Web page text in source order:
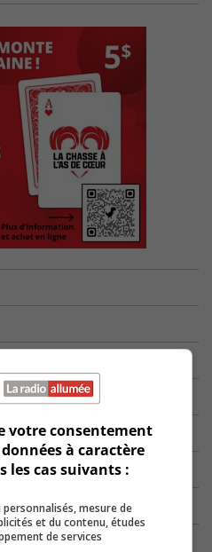
votre consentement
à caractère
les cas suivants :
mesure de
et du contenu, études
de services